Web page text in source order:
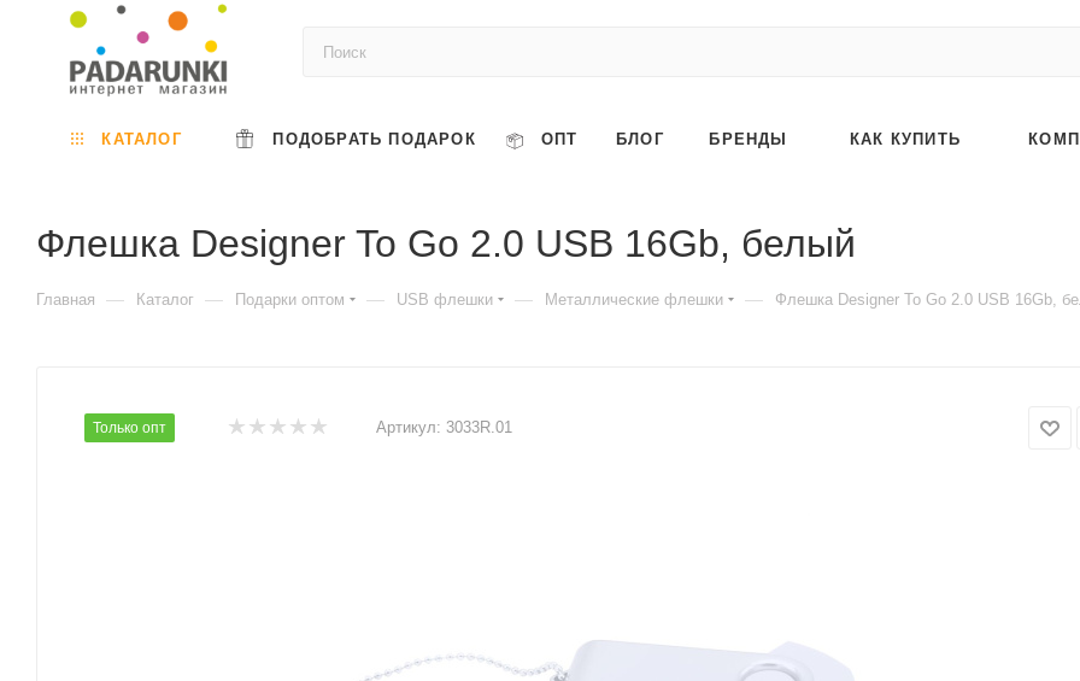
КАТАЛОГ ПОДОБРАТЬ ПОДАРОК ОПТ БЛОГ БРЕНДЫ КАК КУПИТЬ
Флешка Designer To Go 2.0 USB 16Gb, белый
Главная — Каталог — Подарки оптом — USB флешки — Металлические флешки — Флешка Designer To Go 2.0 USB 16Gb,
Только опт Артикул: 3033R.01